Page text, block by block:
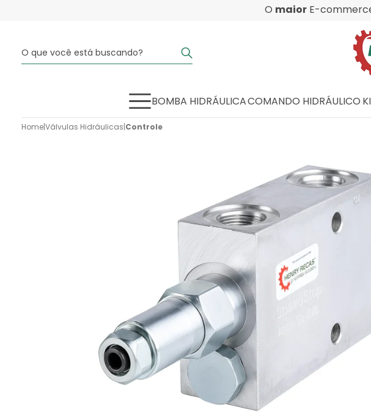
O maior E-
BOMBA HIDRÁULICACOMANDO HIDRÁULICO
Home|Válvulas Hidráulicas|Controle